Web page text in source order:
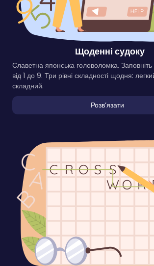
Щоденні судоку
Славетна японська головоломка. Заповніть
від 1 до 9. Три рівні складності щодня:
складний.
Розвʼязати